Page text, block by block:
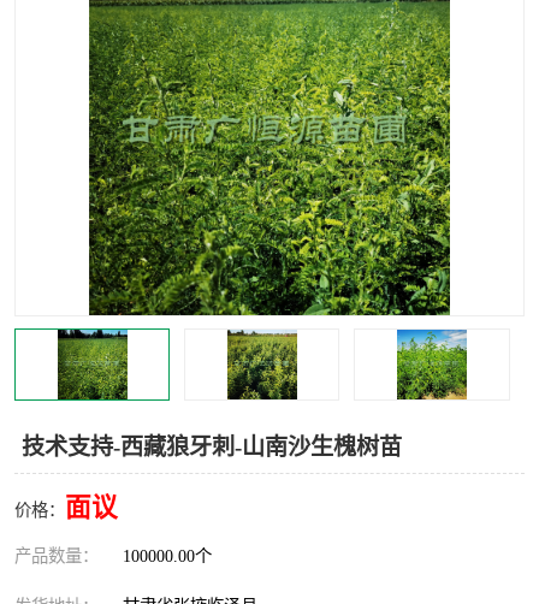
技术支持-西藏狼牙刺-山南沙生槐树苗
价格： 面议
产品数量： 100000.00个
白刺苗
沙枣树 红柳苗
沙棘苗 柽柳苗
砂生槐 四翅滨藜